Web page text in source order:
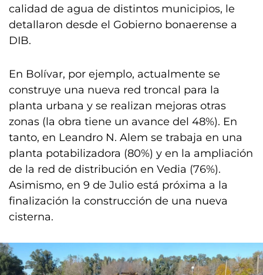
calidad de agua de distintos municipios, le
detallaron desde el Gobierno bonaerense a
DIB.
En Bolívar, por ejemplo, actualmente se
construye una nueva red troncal para la
planta urbana y se realizan mejoras otras
zonas (la obra tiene un avance del 48%). En
tanto, en Leandro N. Alem se trabaja en una
planta potabilizadora (80%) y en la ampliación
de la red de distribución en Vedia (76%).
Asimismo, en 9 de Julio está próxima a la
finalización la construcción de una nueva
cisterna.